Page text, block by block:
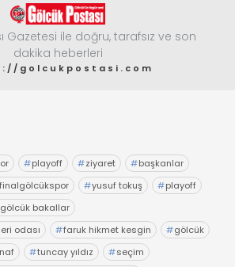
Gazetesi ile doğru, tarafsız ve son
dakika heberleri
golcukpostasi.com
#playoff #ziyaret #başkanlar
#yusuf tokuş #playoff
bakallar
odası #faruk hikmet kesgin #gölcük
#tuncay yıldız #seçim